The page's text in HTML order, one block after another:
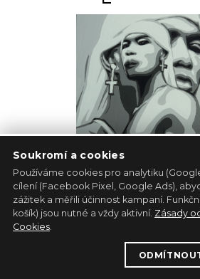
Miluji tě, Pucinko
Klaudie Švrčková
Plátno
60cm x 60cm
Soukromí a cookies
Používáme cookies pro analytiku
cílení (Facebook Pixel, Google Ads),
zážitek a měřili účinnost kampaní.
košík) jsou nutné a vždy aktivní. Zásady
Cookies.